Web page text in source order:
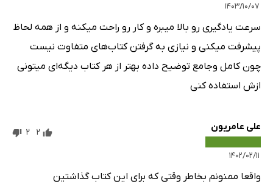
۱۴۰۳/۱۰/۰۷
سرعت یادگیری رو بالا میبره و کار رو راحت میکنه و از همه لحاظ
پیشرفت میکنی و نیازی به گرفتن کتاب‌های متفاوت نیست
چون کامل وجامع توضیح داده بهتر از هر کتاب دیگه‌ای میتونی
ازش استفاده کنی
علی عامریون
۱۴۰۲/۰۲/۱۱
2
2
واقعا ممنونم بخاطر وقتی که برای این کتاب گذاشتین